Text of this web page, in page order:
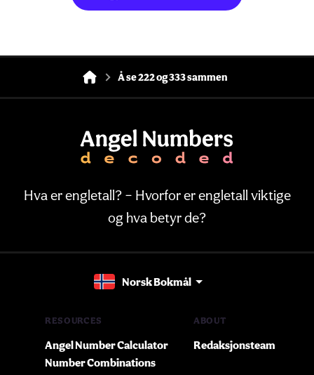
Å se 222 og 333 sammen
Hva er engletall? – Hvorfor er engletall viktige
og hva betyr de?
Norsk Bokmål
RESOURCES
Angel Number Calculator
Number Combinations
ABOUT
Redaksjonsteam